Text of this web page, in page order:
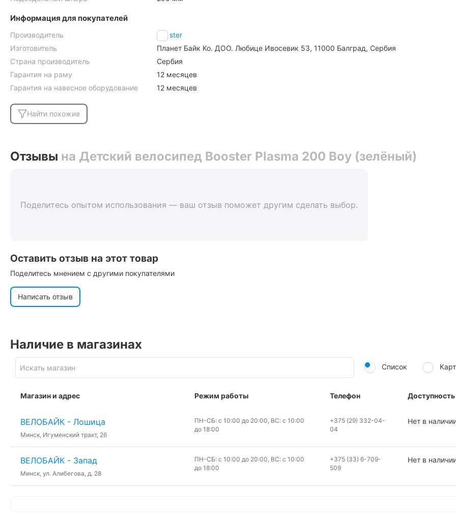
Информация для покупателей
Производитель
Booster
Изготовитель
Планет Байк Ко. ДОО. Любице Ивосевик 53, 11000 Балград, Сербия
Страна производитель
Сербия
Гарантия на раму
12 месяцев
Гарантия на навесное оборудование
12 месяцев
Найти похожие
Отзывы на Детский велосипед Booster Plasma 200 Boy (зелёный)
Поделитесь опытом использования — ваш отзыв поможет другим сделать выбор.
Оставить отзыв на этот товар
Поделитесь мнением с другими покупателями
Написать отзыв
Наличие в магазинах
Список
Магазин и адрес Режим работы Телефон Доступность
ВЕЛОБАЙК - Лошица
Минск, Игуменский тракт, 26
ПН-СБ: с 10:00 до 20:00, ВС: с 10:00
до 18:00
+375 (29) 332-04-
04
Нет в
ВЕЛОБАЙК - Запад
Минск, ул. Алибегова, д. 28
ПН-СБ: с 10:00 до 20:00, ВС: с 10:00
до 18:00
+375 (33) 6-709-
509
Нет в